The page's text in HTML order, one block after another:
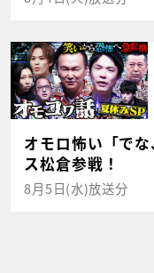
オモロ怖い「で
ス松倉参戦！
8月5日(水)放送分